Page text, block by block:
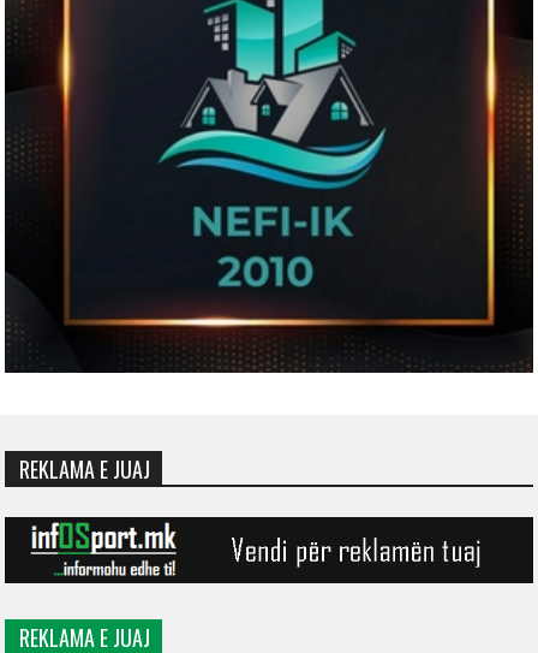
REKLAMA E JUAJ
REKLAMA E JUAJ